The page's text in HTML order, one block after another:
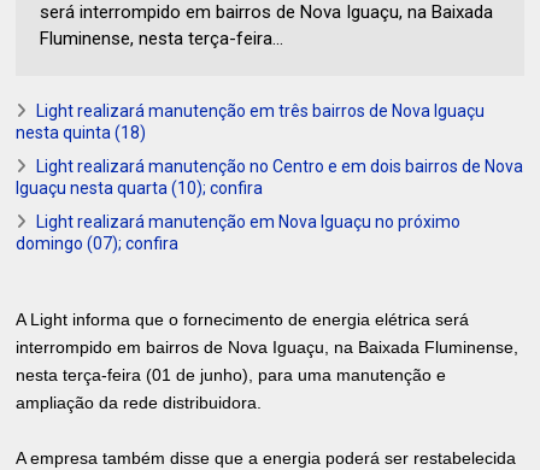
será interrompido em bairros de Nova Iguaçu, na Baixada
Fluminense, nesta terça-feira...
Light realizará manutenção em três bairros de Nova Iguaçu
nesta quinta (18)
Light realizará manutenção no Centro e em dois bairros de Nova
Iguaçu nesta quarta (10); confira
Light realizará manutenção em Nova Iguaçu no próximo
domingo (07); confira
A Light informa que o fornecimento de energia elétrica será
interrompido em bairros de Nova Iguaçu, na Baixada Fluminense,
nesta terça-feira (01 de junho), para uma manutenção e
ampliação da rede distribuidora.
A empresa também disse que a energia poderá ser restabelecida